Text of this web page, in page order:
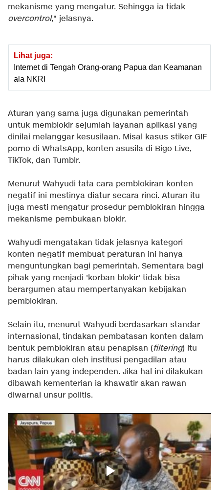
mekanisme yang mengatur. Sehingga ia tidak
overcontrol," jelasnya.
Lihat juga:
Internet di Tengah Orang-orang Papua dan Keamanan
ala NKRI
Aturan yang sama juga digunakan pemerintah
untuk memblokir sejumlah layanan aplikasi yang
dinilai melanggar kesusilaan. Misal kasus stiker GIF
porno di WhatsApp, konten asusila di Bigo Live,
TikTok, dan Tumblr.
Menurut Wahyudi tata cara pemblokiran konten
negatif ini mestinya diatur secara rinci. Aturan itu
juga mesti mengatur prosedur pemblokiran hingga
mekanisme pembukaan blokir.
Wahyudi mengatakan tidak jelasnya kategori
konten negatif membuat peraturan ini hanya
menguntungkan bagi pemerintah. Sementara bagi
pihak yang menjadi 'korban blokir' tidak bisa
berargumen atau mempertanyakan kebijakan
pemblokiran.
Selain itu, menurut Wahyudi berdasarkan standar
internasional, tindakan pembatasan konten dalam
bentuk pemblokiran atau penapisan (filtering) itu
harus dilakukan oleh institusi pengadilan atau
badan lain yang independen. Jika hal ini dilakukan
dibawah kementerian ia khawatir akan rawan
diwarnai unsur politis.